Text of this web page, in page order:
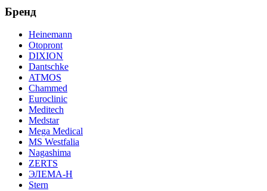
Бренд
Heinemann
Otopront
DIXION
Dantschke
ATMOS
Chammed
Euroclinic
Meditech
Medstar
Mega Medical
MS Westfalia
Nagashima
ZERTS
ЭЛЕМА-Н
Stern